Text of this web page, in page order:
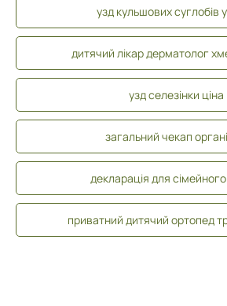
узд кульшових суглобів
дитячий лікар дерматолог
узд селезінки ціна
загальний чекап
декларація для сімейного
приватний дитячий ортопед